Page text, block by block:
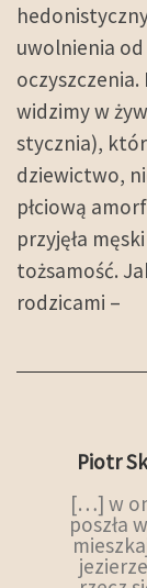
uwolnienia
widzimy w
stycznia),
dziewictwo,
płciową
przyjęła
tożsamość.
rodzicami –
Piotr
[…] w
poszła